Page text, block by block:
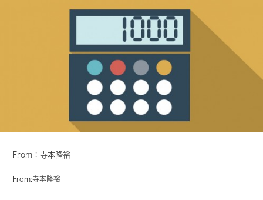
From：寺本隆裕
From:寺本隆裕